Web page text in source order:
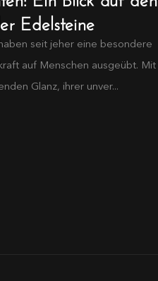
Edelsteine
seit jeher eine besondere
auf Menschen ausgeübt. Mit
Glanz, ihrer unver...